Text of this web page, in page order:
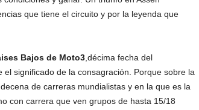
que tiene el circuito y por la leyenda que
Bajos de Moto3,décima fecha del
significado de la consagración. Porque sobre la
de carreras mundialistas y en la que es la
con carrera que ven grupos de hasta 15/18